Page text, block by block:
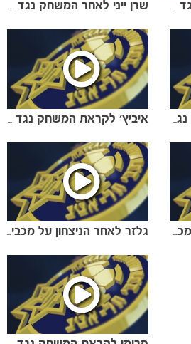
שרן ייני לאחר המשחק נגד בית"ר י-ם פרומו לקראת המשחק נגד בית"ר י-ם
גלזר לאחר הניצחון על מכבי חיפה איביץ' לאחר הניצחון על מכבי חיפה